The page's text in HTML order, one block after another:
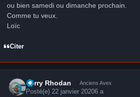
ou bien samedi ou dimanche prochain.
Comme tu veux.
Loïc
Citer
Perry Rhodan Anciens Avex
Posté(e)22 janvier 20206 a